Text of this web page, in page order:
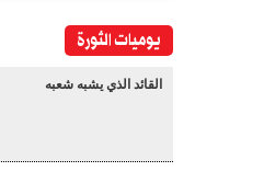
يوميات الثورة
القائد الذي يشبه شعبه